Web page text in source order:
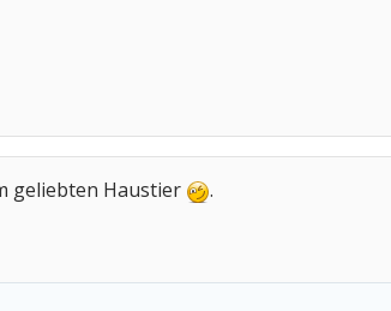
geliebten Haustier .